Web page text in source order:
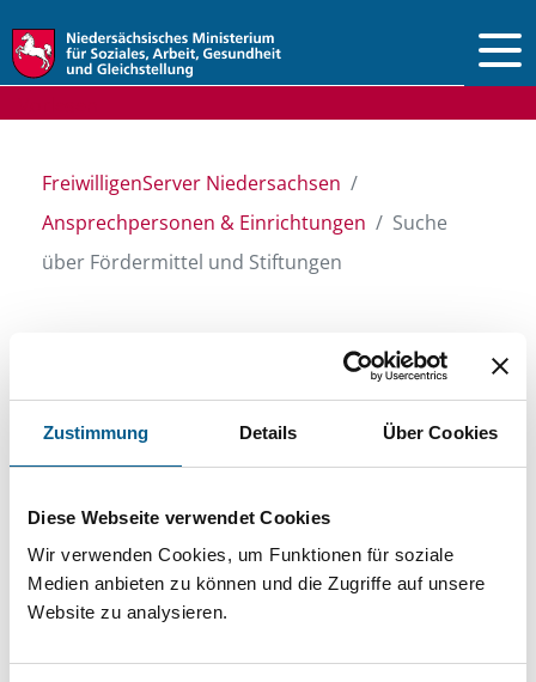
Zustimmung Details Über Cookies
Diese Webseite verwendet Cookies
Wir verwenden Cookies, um Funktionen für soziale
Medien anbieten zu können und die Zugriffe auf unsere
Website zu analysieren.
FreiwilligenServer Niedersachsen
Ansprechpersonen & Einrichtungen
Suche
über Fördermittel und Stiftungen
Suche über Stiftungen
und Fördermittel
Sie suchen finanzielle Unterstützung für ein
Projekt oder ein Vorhaben? Hier können Sie
direkt über unsere Fördermitteldatenbank und
Stiftungsdatenbank recherchieren. Bei der
Suche bitte die Groß- und Kleinschreibung